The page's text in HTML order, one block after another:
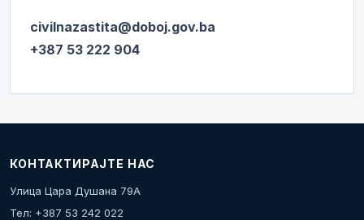
civilnazastita@doboj.gov.ba
+387 53 222 904
КОНТАКТИРАЈТЕ НАС
Улица Цара Душана 79А
Тел: +387 53 242 022